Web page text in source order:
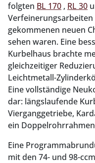
folgten BL 170 , RL 30
Verfeinerungsarbeiten
gekommenen neuen
sehen waren. Eine
Kurbelhaus brachte
gleichzeitiger
Leichtmetall-
Eine vollständige
dar: längslaufende
Vierganggetriebe,
ein
Eine
mit den 74- und 98-